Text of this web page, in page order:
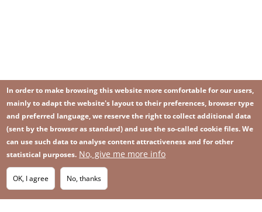
Footer
menu
Join our newsletter
Image
IMAGE
In order to make browsing this website more comfortable for our users,
mainly to adapt the website's layout to their preferences, browser type
and preferred language, we reserve the right to collect additional data
(sent by the browser as standard) and use the so-called cookie files. We
can use such data to analyse content attractiveness and for other
statistical purposes. No, give me more info
OK, I agree No, thanks